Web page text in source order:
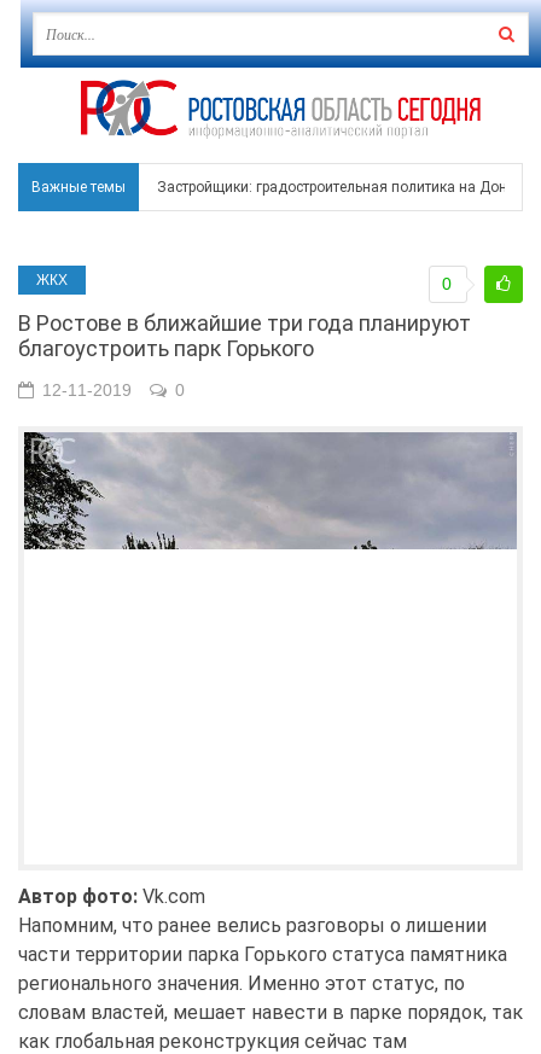
Важные темы Застройщики: градостроительная политика на Дону
В Чеховской библиотеке Таганрога открылась
В Ростове задержан подозреваемый в ночном
Среди детей, ставших жертвами вражеской атаки в
ЖКХ
В Ростове в ближайшие три года планируют
благоустроить парк Горького
0
12-11-2019 0
Автор фото: Vk.com
Напомним, что ранее велись разговоры о лишении
части территории парка Горького статуса памятника
регионального значения. Именно этот статус, по
словам властей, мешает навести в парке порядок, так
как глобальная реконструкция сейчас там